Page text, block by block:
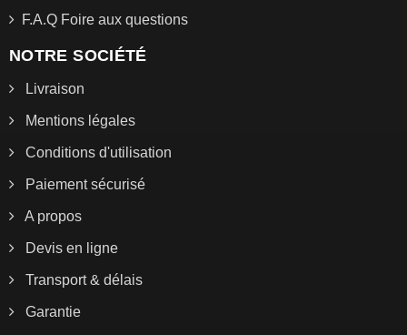
F.A.Q Foire aux questions
NOTRE SOCIÉTÉ
Livraison
Mentions légales
Conditions d'utilisation
Paiement sécurisé
A propos
Devis en ligne
Transport & délais
Garantie